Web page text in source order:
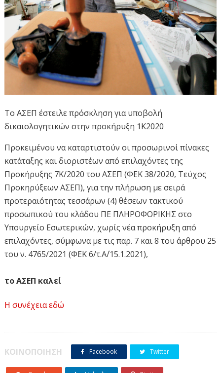
Το ΑΣΕΠ έστειλε πρόσκληση για υποβολή
δικαιολογητικών στην προκήρυξη 1Κ2020
Προκειμένου να καταρτιστούν οι προσωρινοί πίνακες
κατάταξης και διοριστέων από επιλαχόντες της
Προκήρυξης 7Κ/2020 του ΑΣΕΠ (ΦΕΚ 38/2020, Τεύχος
Προκηρύξεων ΑΣΕΠ), για την πλήρωση με σειρά
προτεραιότητας τεσσάρων (4) θέσεων τακτικού
προσωπικού του κλάδου ΠΕ ΠΛΗΡΟΦΟΡΙΚΗΣ στο
Υπουργείο Εσωτερικών, χωρίς νέα προκήρυξη από
επιλαχόντες, σύμφωνα με τις παρ. 7 και 8 του άρθρου 25
του ν. 4765/2021 (ΦΕΚ 6/τ.Α΄/15.1.2021),
το ΑΣΕΠ καλεί
τους υποψήφιους που περιλαμβάνονται στον πίνακα
αδιάθετων υποψηφίων σύμφωνα με τα δηλωθέντα στην
ηλεκτρονική τους αίτηση στοιχεία, να αποστείλουν με
Η συνέχεια εδώ
ΚΟΙΝΟΠΟΙΗΣΗ Facebook Twitter